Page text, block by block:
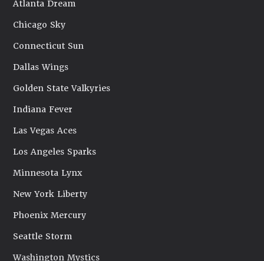
Atlanta Dream
Chicago Sky
Connecticut Sun
Dallas Wings
Golden State Valkyries
Indiana Fever
Las Vegas Aces
Los Angeles Sparks
Minnesota Lynx
New York Liberty
Phoenix Mercury
Seattle Storm
Washington Mystics